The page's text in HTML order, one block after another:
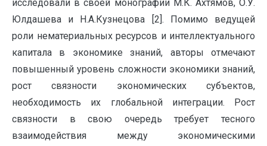
исследовали в своей монографии М.К. Ахтямов, О.У.
Юлдашева и Н.А.Кузнецова [2]. Помимо ведущей
роли нематериальных ресурсов и интеллектуального
капитала в экономике знаний, авторы отмечают
повышенный уровень сложности экономики знаний,
рост связности экономических субъектов,
необходимость их глобальной интеграции. Рост
связности в свою очередь требует тесного
взаимодействия между экономическими